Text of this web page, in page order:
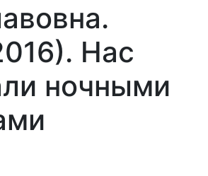
Нас
ночными